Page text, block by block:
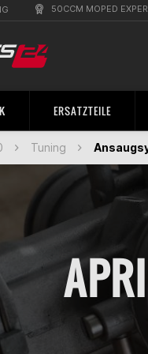
50CCM MOPED
ERSATZTEILE
Tuning